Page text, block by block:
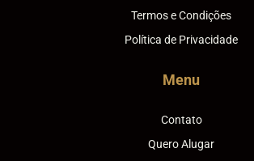
Termos e Condições
Política de Privacidade
Menu
Contato
Quero Alugar